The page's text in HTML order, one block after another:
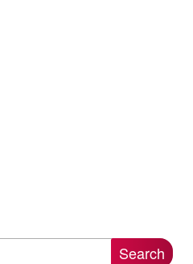
Search